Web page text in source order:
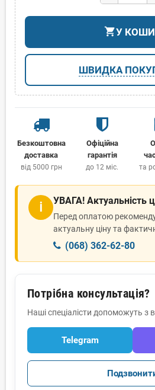
shopping_cartУ
ШВИДКА
Безкоштовна
доставка
від 5000 грн
Офіційна
гарантія
до 12 міс. та
ℹ УВАГА! Актуальність
Перед оплатою
актуальну ціну та
(068) 362-62-80
Потрібна консультація?
Наші спеціалісти допоможуть з
Telegram